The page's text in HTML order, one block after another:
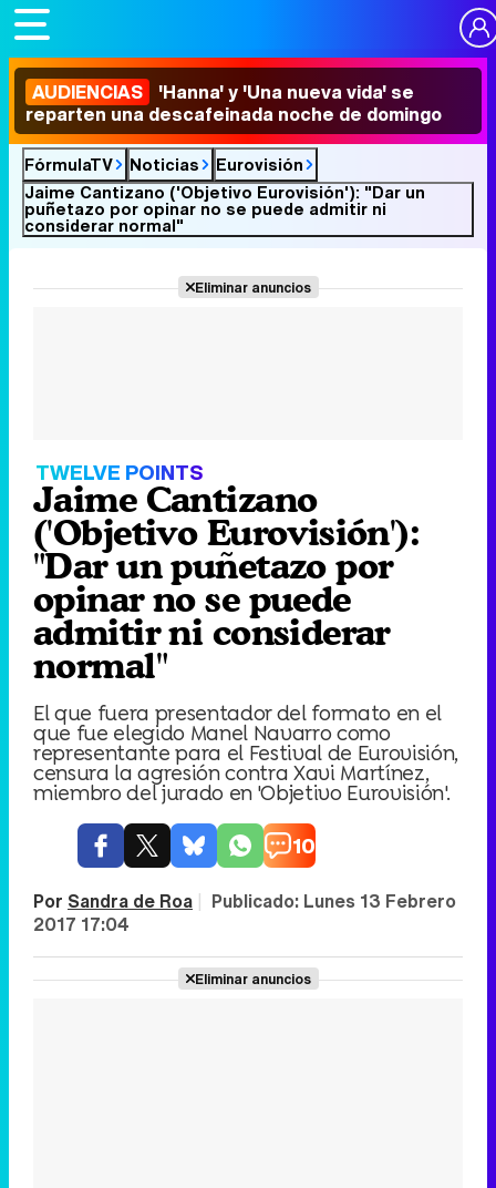
AUDIENCIAS 'Hanna' y 'Una nueva vida' se
reparten una descafeinada noche de domingo
FórmulaTV Noticias
Eurovisión
Jaime Cantizano ('Objetivo Eurovisión'): "Dar un
puñetazo por opinar no se puede admitir ni
considerar normal"
Eliminar anuncios
TWELVE POINTS
Jaime Cantizano
('Objetivo Eurovisión'):
"Dar un puñetazo por
opinar no se puede
admitir ni considerar
normal"
El que fuera presentador del formato en el
que fue elegido Manel Navarro como
representante para el Festival de Eurovisión,
censura la agresión contra Xavi Martínez,
miembro del jurado en 'Objetivo Eurovisión'.
10
Por Sandra de Roa | Publicado: Lunes 13 Febrero
2017 17:04
Eliminar anuncios